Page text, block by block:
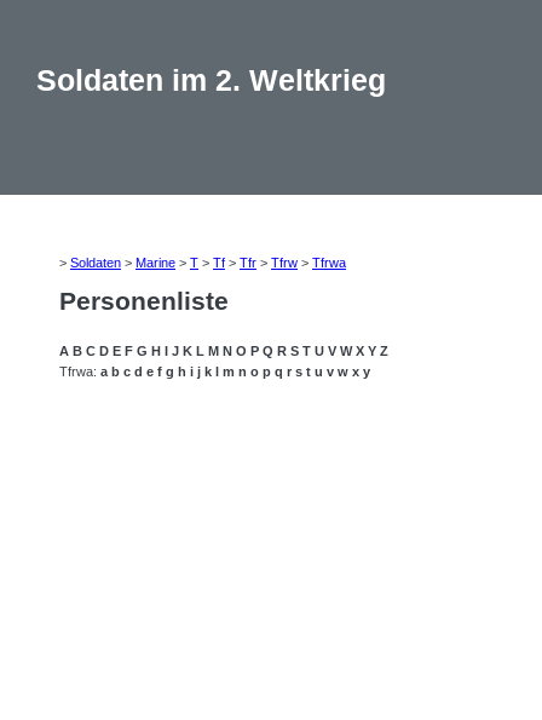
Soldaten im 2. Weltkrieg
> Soldaten > Marine > T > Tf > Tfr > Tfrw > Tfrwa
Personenliste
A B C D E F G H I J K L M N O P Q R S T U V W X Y Z
Tfrwa: a b c d e f g h i j k l m n o p q r s t u v w x y